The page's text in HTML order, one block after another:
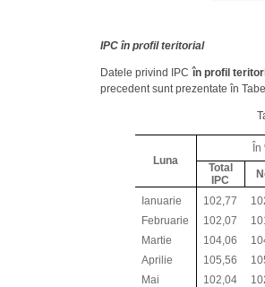
IPC în profil teritorial
Datele privind IPCîn profil
precedent sunt prezentate în
Luna
În
Total
IPC
Ianuarie 102,77
Februarie
102,07
Martie
104,06
Aprilie
105,56
Mai
102,04